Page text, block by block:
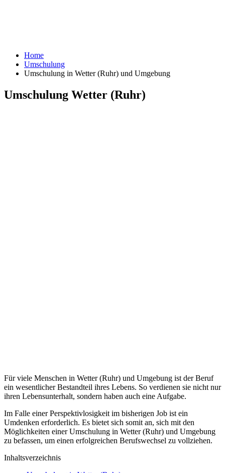
Home
Umschulung
Umschulung in Wetter (Ruhr) und Umgebung
Umschulung Wetter (Ruhr)
Für viele Menschen in Wetter (Ruhr) und Umgebung ist der Beruf
ein wesentlicher Bestandteil ihres Lebens. So verdienen sie nicht nur
ihren Lebensunterhalt, sondern haben auch eine Aufgabe.
Im Falle einer Perspektivlosigkeit im bisherigen Job ist ein
Umdenken erforderlich. Es bietet sich somit an, sich mit den
Möglichkeiten einer Umschulung in Wetter (Ruhr) und Umgebung
zu befassen, um einen erfolgreichen Berufswechsel zu vollziehen.
Inhaltsverzeichnis